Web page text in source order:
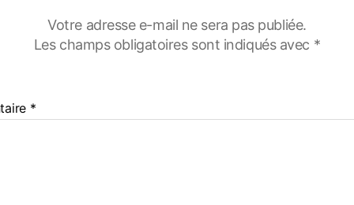
Votre adresse e-mail ne sera pas publiée.
Les champs obligatoires sont indiqués avec *
*